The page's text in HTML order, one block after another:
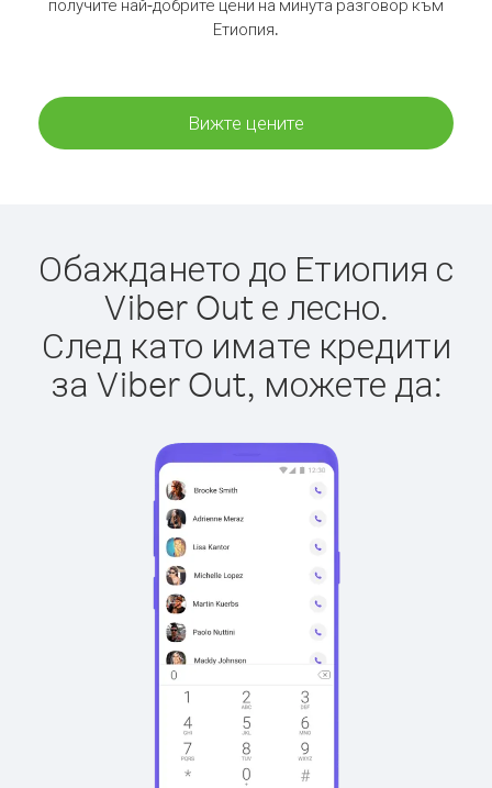
получите най-добрите цени на минута разговор към
Етиопия.
Вижте цените
Обаждането до Етиопия с
Viber Out е лесно.
След като имате кредити
за Viber Out, можете да: